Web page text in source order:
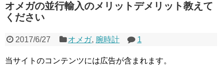
オメガの並行輸入のメリットデメリット教えて
ください
2017/6/27 オメガ, 腕時計 1
当サイトのコンテンツには広告が含まれます。